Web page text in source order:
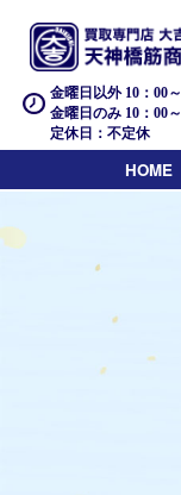
金曜日以外 10：00
金曜日のみ 10：00
定休日：不定休
HOME